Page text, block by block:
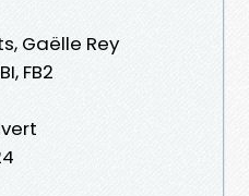
Gaëlle Rey
FB2